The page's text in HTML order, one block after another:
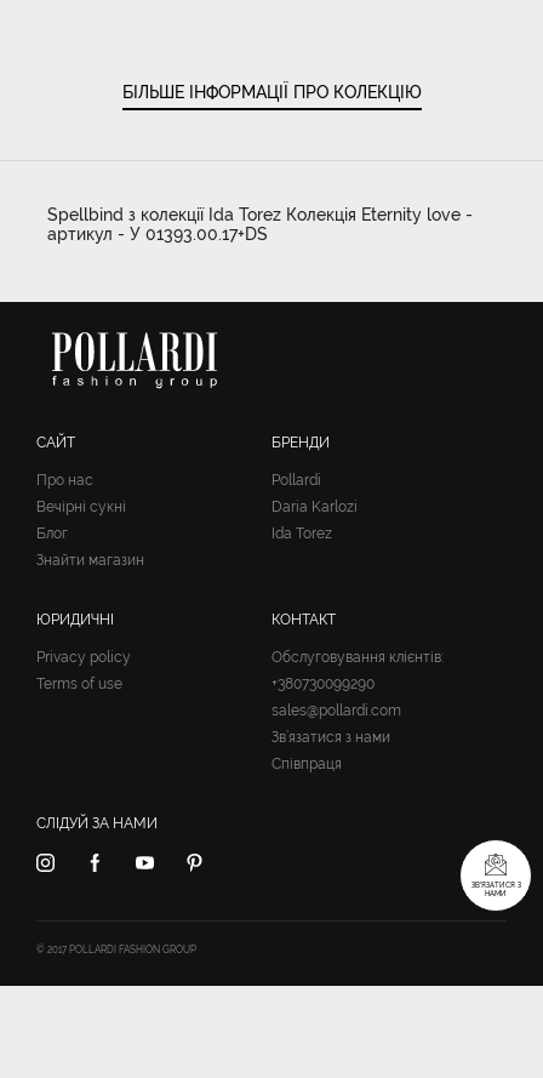
БІЛЬШЕ ІНФОРМАЦІЇ ПРО КОЛЕКЦІЮ
Spellbind з колекції Ida Torez Колекція Eternity love -
артикул - У 01393.00.17+DS
САЙТ
Про нас
Вечірні сукні
Блог
Знайти магазин
БРЕНДИ
Pollardi
Daria Karlozi
Ida Torez
ЮРИДИЧНІ
Privacy policy
Terms of use
КОНТАКТ
Обслуговування клієнтів:
+380730099290
sales@pollardi.com
Зв’язатися з нами
Співпраця
СЛІДУЙ ЗА НАМИ
© 2017 POLLARDI FASHION GROUP
ЗВ’ЯЗАТИСЯ З
НАМИ